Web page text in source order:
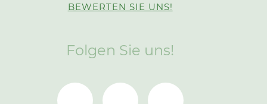
BEWERTEN SIE UNS!
Folgen Sie uns!